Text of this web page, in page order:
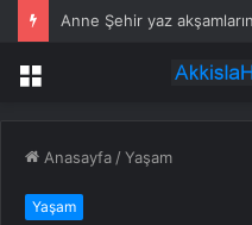
Anne Şehir yaz
Menü
Anasayfa /Yaşam
Yaşam